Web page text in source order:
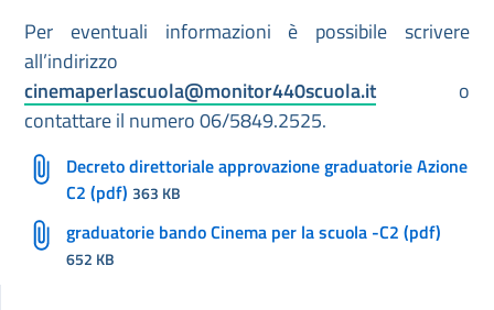
Per eventuali informazioni è possibile scrivere
all’indirizzo
cinemaperlascuola@monitor440scuola.it o
contattare il numero 06/5849.2525.
Decreto direttoriale approvazione graduatorie Azione
C2 (pdf) 363 KB
graduatorie bando Cinema per la scuola -C2 (pdf)
652 KB